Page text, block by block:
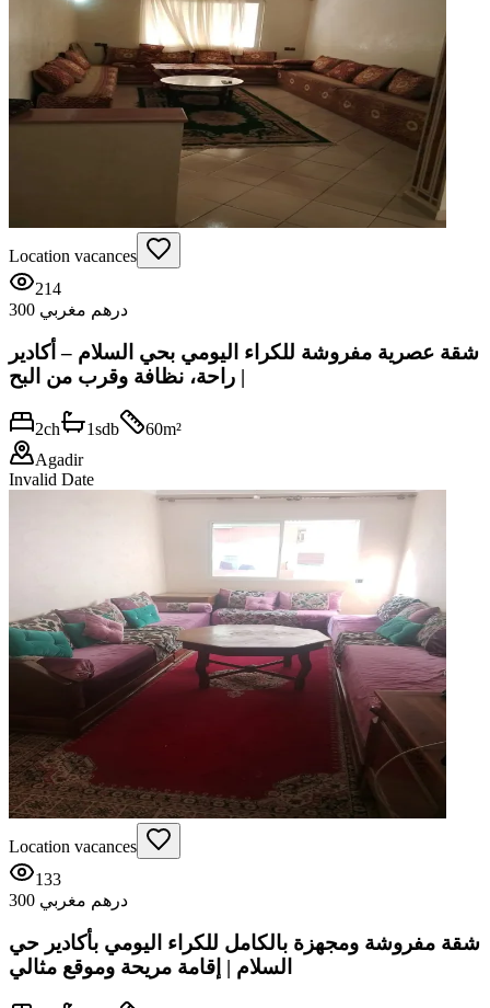
Location vacances
214
300 درهم مغربي
شقة عصرية مفروشة للكراء اليومي بحي السلام – أكادير
| راحة، نظافة وقرب من البح
2ch 1sdb 60m²
Agadir
Invalid Date
Location vacances
133
300 درهم مغربي
شقة مفروشة ومجهزة بالكامل للكراء اليومي بأكادير حي
السلام | إقامة مريحة وموقع مثالي